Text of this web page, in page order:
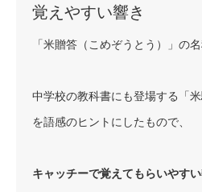
覚えやすい響き
「米贈答（こめぞうとう）」の名
中学校の教科書にも登場する「
を語感のヒントにしたもので、
キャッチーで覚えてもらいやす